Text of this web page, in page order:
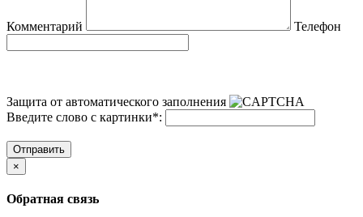
Комментарий Телефон
Защита от автоматического заполнения
Введите слово с картинки*:
Отправить
×
Обратная связь